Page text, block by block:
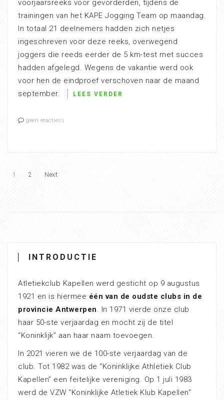
voorjaarsreeks voor gevorderden, tijdens de
trainingen van het KAPE Jogging Team op maandag.
In totaal 21 deelnemers hadden zich netjes
ingeschreven voor deze reeks, overwegend
joggers die reeds eerder de 5 km-test met succes
hadden afgelegd. Wegens de vakantie werd ook
voor hen de eindproef verschoven naar de maand
september.
LEES VERDER
geen reactiess
1 2 Next
INTRODUCTIE
Atletiekclub Kapellen werd gesticht op 9 augustus
1921 en is hiermee één van de oudste clubs in de
provincie Antwerpen. In 1971 vierde onze club
haar 50-ste verjaardag en mocht zij de titel
“Koninklijk” aan haar naam toevoegen.
In 2021 vieren we de 100-ste verjaardag van de
club. Tot 1982 was de “Koninklijke Athletiek Club
Kapellen” een feitelijke vereniging. Op 1 juli 1983
werd de VZW “Koninklijke Atletiek Klub Kapellen”